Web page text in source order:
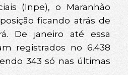
(Inpe), o Maranhão
ficando atrás de
De janeiro até essa
registrados no 6.438
343 só nas últimas